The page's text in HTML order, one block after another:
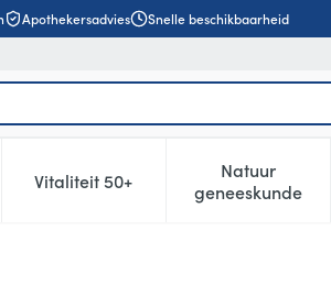
Apothekersadvies Snelle beschikbaarheid
categorie
en vitamines categorie
voor Zwangerschap en kinderen
Vitaliteit 50+Toon submenu voor Vitaliteit
Natuur
geneeskunde
Toon